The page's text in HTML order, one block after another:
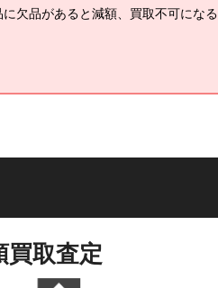
欠品があると減額、買取不可になる
買取査定